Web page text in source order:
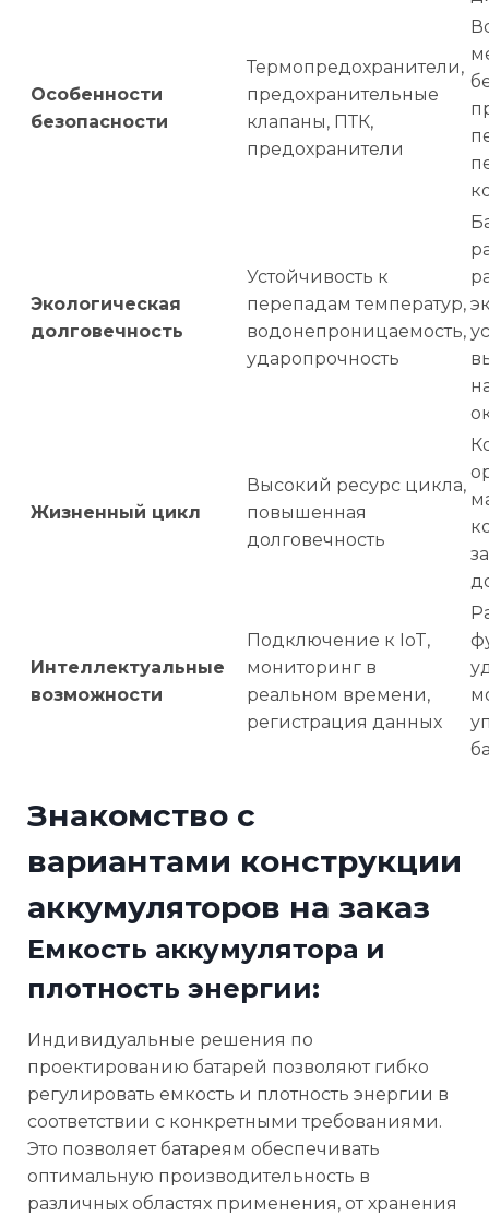
Особенности
безопасности
Термопредохранители,
предохранительные
клапаны, ПТК,
предохранители
Экологическая
долговечность
Устойчивость к
перепадам температур,
водонепроницаемость,
ударопрочность
Жизненный цикл
Высокий ресурс цикла,
повышенная
долговечность
Интеллектуальные
возможности
Подключение к IoT,
мониторинг в
реальном времени,
регистрация данных
Знакомство с
вариантами конструкции
аккумуляторов на заказ
Емкость аккумулятора и
плотность энергии:
Индивидуальные решения по
проектированию батарей позволяют гибко
регулировать емкость и плотность энергии в
соответствии с конкретными требованиями.
Это позволяет батареям обеспечивать
оптимальную производительность в
различных областях применения, от хранения